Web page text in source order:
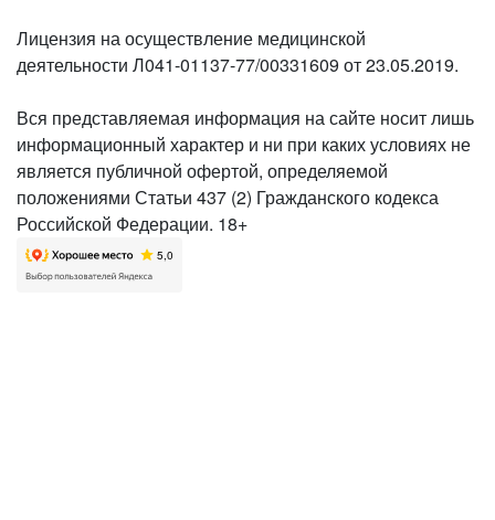
Лицензия на осуществление медицинской
деятельности Л041-01137-77/00331609 от 23.05.2019.
Вся представляемая информация на сайте носит лишь
информационный характер и ни при каких условиях не
является публичной офертой, определяемой
положениями Статьи 437 (2) Гражданского кодекса
Российской Федерации. 18+